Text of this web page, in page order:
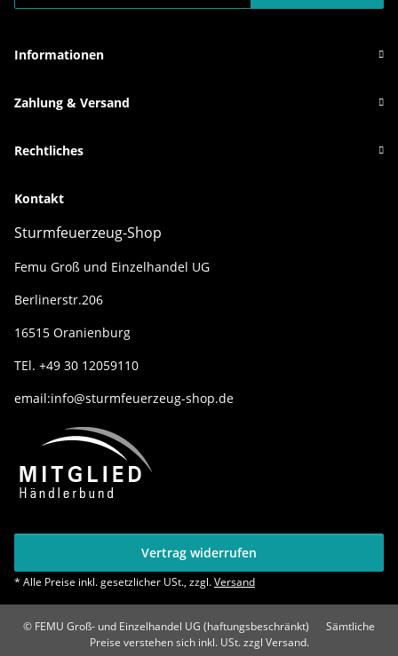
Informationen
Zahlung & Versand
Rechtliches
Kontakt
Sturmfeuerzeug-Shop
Femu Groß und Einzelhandel UG
Berlinerstr.206
16515 Oranienburg
TEl. +49 30 12059110
email:info@sturmfeuerzeug-shop.de
Vertrag widerrufen
* Alle Preise inkl. gesetzlicher USt., zzgl.Versand
© FEMU Groß- und Einzelhandel UG (haftungsbeschränkt)
Sämtliche
Preise verstehen sich inkl. USt. zzgl Versand.